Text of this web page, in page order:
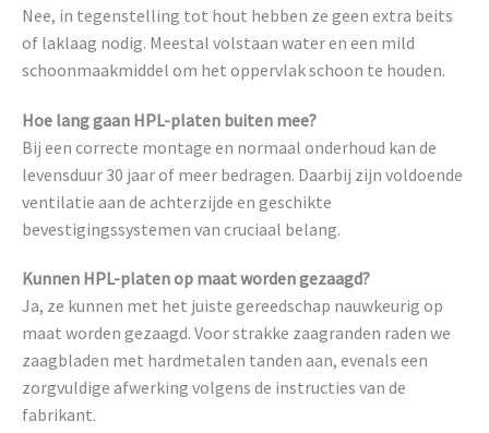
Nee, in tegenstelling tot hout hebben ze geen extra beits
of laklaag nodig. Meestal volstaan water en een mild
schoonmaakmiddel om het oppervlak schoon te houden.
Hoe lang gaan HPL-platen buiten mee?
Bij een correcte montage en normaal onderhoud kan de
levensduur 30 jaar of meer bedragen. Daarbij zijn voldoende
ventilatie aan de achterzijde en geschikte
bevestigingssystemen van cruciaal belang.
Kunnen HPL-platen op maat worden gezaagd?
Ja, ze kunnen met het juiste gereedschap nauwkeurig op
maat worden gezaagd. Voor strakke zaagranden raden we
zaagbladen met hardmetalen tanden aan, evenals een
zorgvuldige afwerking volgens de instructies van de
fabrikant.